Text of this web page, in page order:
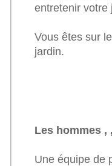
entretenir votre
Vous êtes sur
jardin.
Les hommes ,
Une équipe de